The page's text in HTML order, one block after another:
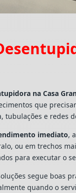
na Casa
que
tubulações e redes
imediato,
ou em trechos
para executar o
segue boas
quando o